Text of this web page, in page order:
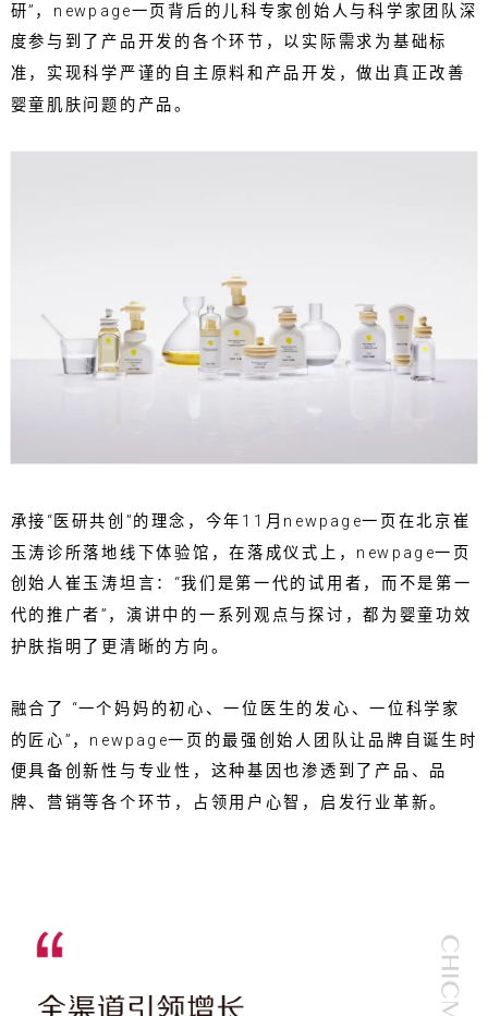
研”，newpage一页背后的儿科专家创始人与科学家团队深
度参与到了产品开发的各个环节，以实际需求为基础标
准，实现科学严谨的自主原料和产品开发，做出真正改善
婴童肌肤问题的产品。
承接“医研共创”的理念，今年11月newpage一页在北京崔
玉涛诊所落地线下体验馆，在落成仪式上，newpage一页
创始人崔玉涛坦言：“我们是第一代的试用者，而不是第一
代的推广者”，演讲中的一系列观点与探讨，都为婴童功效
护肤指明了更清晰的方向。
融合了 “一个妈妈的初心、一位医生的发心、一位科学家
的匠心”，newpage一页的最强创始人团队让品牌自诞生时
便具备创新性与专业性，这种基因也渗透到了产品、品
牌、营销等各个环节，占领用户心智，启发行业革新。